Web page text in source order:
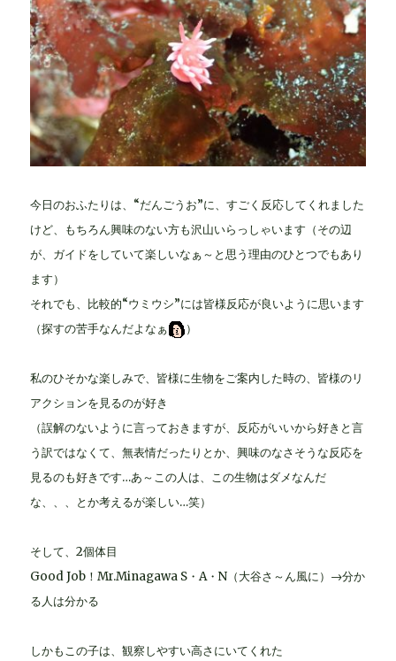
今日のおふたりは、“だんごうお”に、すごく反応してくれました
けど、もちろん興味のない方も沢山いらっしゃいます（その辺
が、ガイドをしていて楽しいなぁ～と思う理由のひとつでもあり
ます）
それでも、比較的“ウミウシ”には皆様反応が良いように思います
（探すの苦手なんだよなぁ
）
私のひそかな楽しみで、皆様に生物をご案内した時の、皆様のリ
アクションを見るのが好き
（誤解のないように言っておきますが、反応がいいから好きと言
う訳ではなくて、無表情だったりとか、興味のなさそうな反応を
見るのも好きです…あ～この人は、この生物はダメなんだ
な、、、とか考えるが楽しい…笑）
そして、2個体目
Good Job！Mr.Minagawa S・A・N（大谷さ～ん風に）→分か
る人は分かる
しかもこの子は、観察しやすい高さにいてくれた